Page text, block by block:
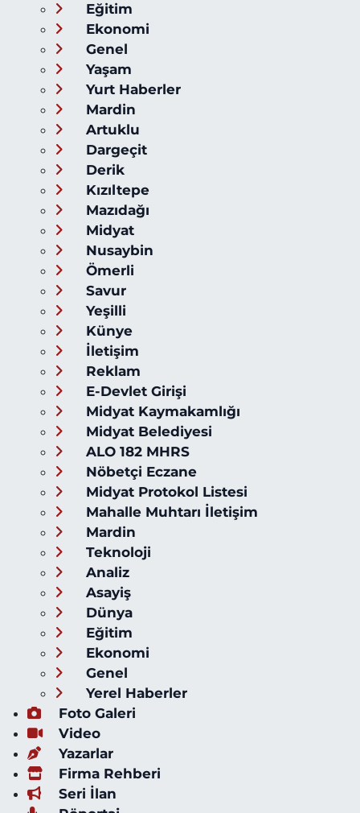
Eğitim
Ekonomi
Genel
Yaşam
Yurt Haberler
Mardin
Artuklu
Dargeçit
Derik
Kızıltepe
Mazıdağı
Midyat
Nusaybin
Ömerli
Savur
Yeşilli
Künye
İletişim
Reklam
E-Devlet Girişi
Midyat Kaymakamlığı
Midyat Belediyesi
ALO 182 MHRS
Nöbetçi Eczane
Midyat Protokol Listesi
Mahalle Muhtarı İletişim
Mardin
Teknoloji
Analiz
Asayiş
Dünya
Eğitim
Ekonomi
Genel
Yerel Haberler
Foto Galeri
Video
Yazarlar
Firma Rehberi
Seri İlan